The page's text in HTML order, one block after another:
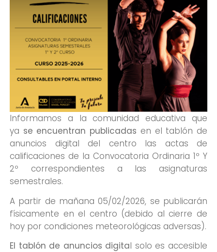
Informamos a la comunidad educativa que
ya se encuentran publicadas en el tablón de
anuncios digital del centro las actas de
calificaciones de la Convocatoria Ordinaria 1º Y
2º correspondientes a las asignaturas
semestrales.
A partir de mañana 05/02/2026, se publicarán
físicamente en el centro (debido al cierre de
hoy por condiciones meteorológicas adversas).
El tablón de anuncios digital solo es accesible